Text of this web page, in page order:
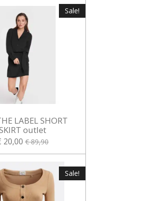
Sale!
LABEL SHORT
outlet
20,00 € 89,90
Sale!